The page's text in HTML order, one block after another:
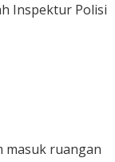
Inspektur Polisi
masuk ruangan